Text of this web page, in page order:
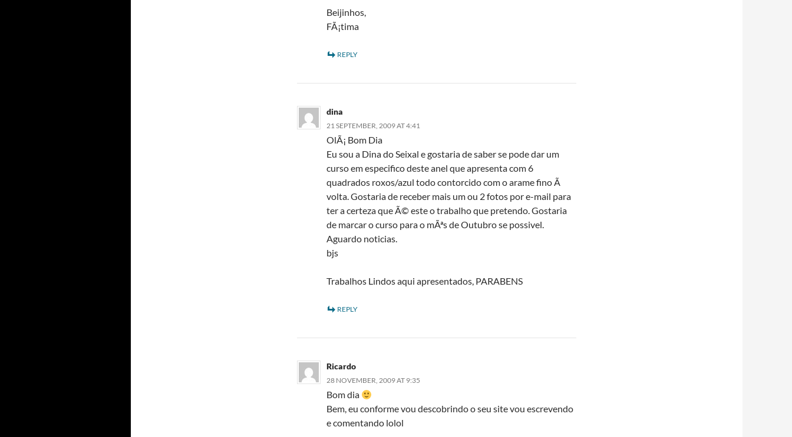
Beijinhos,
FÃ¡tima
REPLY
dina
21 SEPTEMBER, 2009 AT 4:41
OlÃ¡ Bom Dia
Eu sou a Dina do Seixal e gostaria de saber se pode dar um
curso em especifico deste anel que apresenta com 6
quadrados roxos/azul todo contorcido com o arame fino Ã
volta. Gostaria de receber mais um ou 2 fotos por e-mail para
ter a certeza que Ã© este o trabalho que pretendo. Gostaria
de marcar o curso para o mÃªs de Outubro se possivel.
Aguardo noticias.
bjs
Trabalhos Lindos aqui apresentados, PARABENS
REPLY
Ricardo
28 NOVEMBER, 2009 AT 9:35
Bom dia
Bem, eu conforme vou descobrindo o seu site vou escrevendo
e comentando lolol